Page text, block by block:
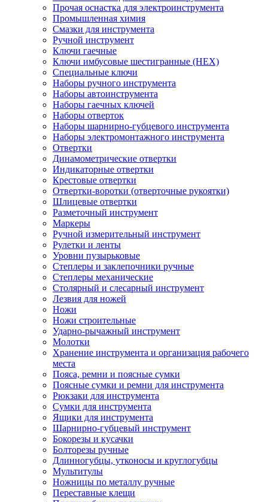
Прочая оснастка для электроинструмента
Промышленная химия
Смазки для инструмента
Ручной инструмент
Ключи гаечные
Ключи имбусовые шестигранные (HEX)
Специальные ключи
Наборы ручного инструмента
Наборы автоинструмента
Наборы гаечных ключей
Наборы отверток
Наборы шарнирно-губцевого инструмента
Наборы электромонтажного инструмента
Отвертки
Динамометрические отвертки
Индикаторные отвертки
Крестовые отвертки
Отвертки-воротки (отверточные рукоятки)
Шлицевые отвертки
Разметочный инструмент
Маркеры
Ручной измерительный инструмент
Рулетки и ленты
Уровни пузырьковые
Степлеры и заклепочники ручные
Степлеры механические
Столярный и слесарный инструмент
Лезвия для ножей
Ножи
Ножи строительные
Ударно-рычажный инструмент
Молотки
Хранение инструмента и организация рабочего
места
Пояса, ремни и поясные сумки
Поясные сумки и ремни для инструмента
Рюкзаки для инструмента
Сумки для инструмента
Ящики для инструмента
Шарнирно-губцевый инструмент
Бокорезы и кусачки
Болторезы ручные
Длинногубцы, утконосы и круглогубцы
Мультитулы
Ножницы по металлу ручные
Переставные клещи